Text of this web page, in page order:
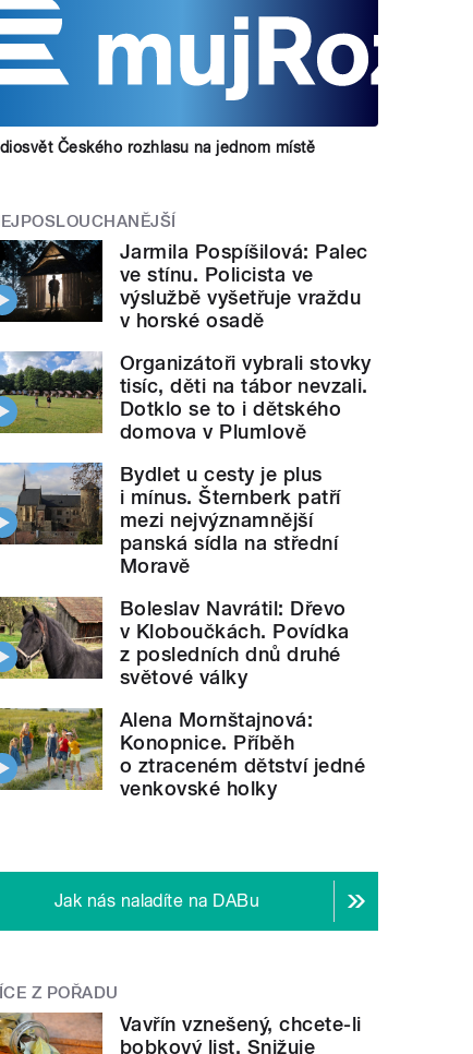
Českého rozhlasu na jednom místě
Jarmila Pospíšilová: Palec
ve stínu. Policista ve
výslužbě vyšetřuje vraždu
v horské osadě
Organizátoři vybrali stovky
tisíc, děti na tábor nevzali.
Dotklo se to i dětského
domova v Plumlově
Bydlet u cesty je plus
i mínus. Šternberk patří
mezi nejvýznamnější
panská sídla na střední
Moravě
Boleslav Navrátil: Dřevo
v Kloboučkách. Povídka
z posledních dnů druhé
světové války
Alena Mornštajnová:
Konopnice. Příběh
o ztraceném dětství jedné
venkovské holky
Jak nás naladíte na DABu
Z POŘADU
Vavřín vznešený, chcete-li
bobkový list. Snižuje